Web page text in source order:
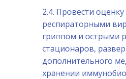
2.4. Провести
респираторными
гриппом и острыми
стационаров,
дополнительного
хранении